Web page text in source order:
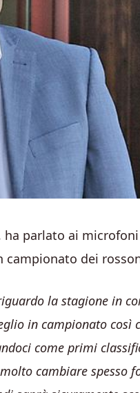
ha parlato ai
campionato dei
la stagione in
in campionato così
come primi
cambiare spesso